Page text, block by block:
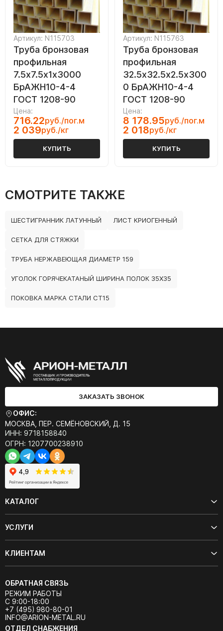
Артикул: N115703
Труба бронзовая
профильная
7.5х7.5х1х3000
БрАЖН10-4-4
ГОСТ 1208-90
Цена:
716.22руб./пог.м
2 039руб./кг
КУПИТЬ
Артикул: N115763
Труба бронзовая
профильная
32.5х32.5х2.5х300
0 БрАЖН10-4-4
ГОСТ 1208-90
Цена:
8 178.95руб./пог.м
2 018руб./кг
КУПИТЬ
СМОТРИТЕ ТАКЖЕ
ШЕСТИГРАННИК ЛАТУННЫЙ ЛИСТ КРИОГЕННЫЙ
СЕТКА ДЛЯ СТЯЖКИ
ТРУБА НЕРЖАВЕЮЩАЯ ДИАМЕТР 159
УГОЛОК ГОРЯЧЕКАТАНЫЙ ШИРИНА ПОЛОК 35Х35
ПОКОВКА МАРКА СТАЛИ СТ15
ЗАКАЗАТЬ ЗВОНОК
ОФИС:
МОСКВА, ПЕР. СЕМЁНОВСКИЙ, Д. 15
ИНН: 9718158840
ОГРН: 1207700238910
КАТАЛОГ
УСЛУГИ
КЛИЕНТАМ
ОБРАТНАЯ СВЯЗЬ
РЕЖИМ РАБОТЫ
С 9:00-18:00
+7 (495) 980-80-01
INFO@ARION-METAL.RU
ОТДЕЛ СНАБЖЕНИЯ